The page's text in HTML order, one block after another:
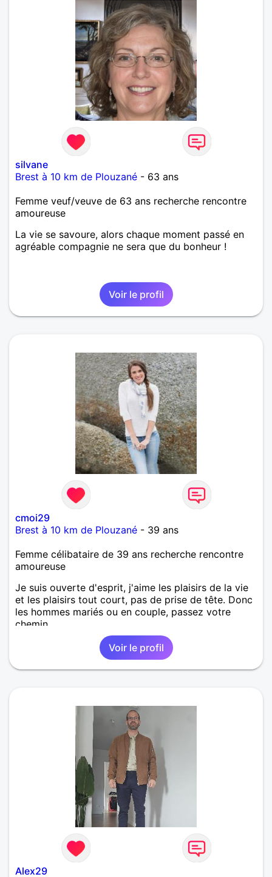
silvane
Brest à 10 km de Plouzané - 63 ans
Femme veuf/veuve de 63 ans recherche rencontre
amoureuse
La vie se savoure, alors chaque moment passé en
agréable compagnie ne sera que du bonheur !
Voir le profil
cmoi29
Brest à 10 km de Plouzané - 39 ans
Femme célibataire de 39 ans recherche rencontre
amoureuse
Je suis ouverte d'esprit, j'aime les plaisirs de la vie
et les plaisirs tout court, pas de prise de tête. Donc
les hommes mariés ou en couple, passez votre
chemin.
Voir le profil
Alex29